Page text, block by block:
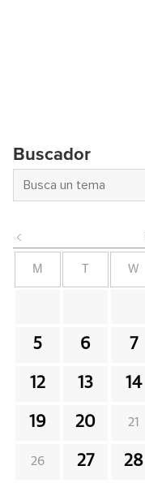
Buscador
M W
5 6 7
12 13 14
19 20 21
26 27 28